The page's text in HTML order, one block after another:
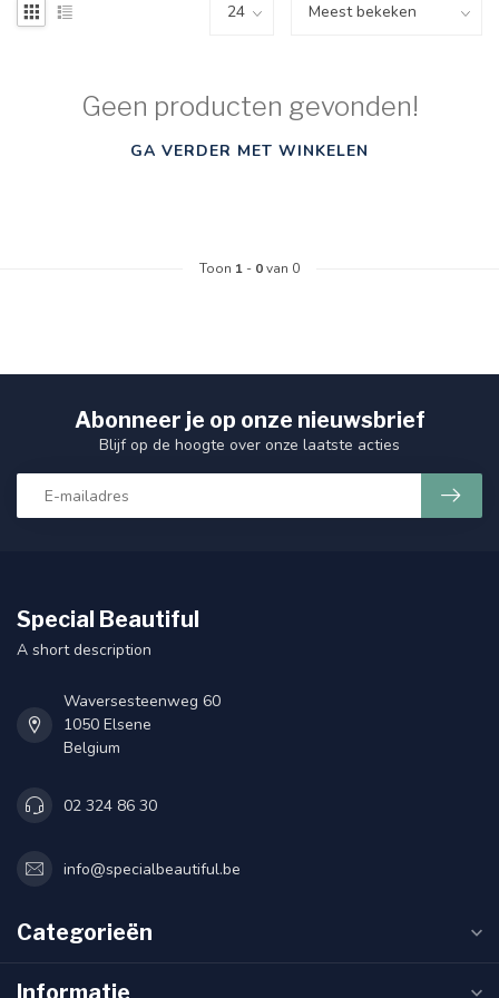
Geen producten gevonden!
GA VERDER MET WINKELEN
Toon 1 - 0van 0
Abonneer je op onze nieuwsbrief
Blijf op de hoogte over onze laatste acties
Special Beautiful
A short description
Waversesteenweg 60
1050 Elsene
Belgium
02 324 86 30
info@specialbeautiful.be
Categorieën
Informatie